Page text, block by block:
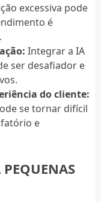
excessiva pode
é
Integrar a IA
ser desafiador e
do cliente:
se tornar difícil
e